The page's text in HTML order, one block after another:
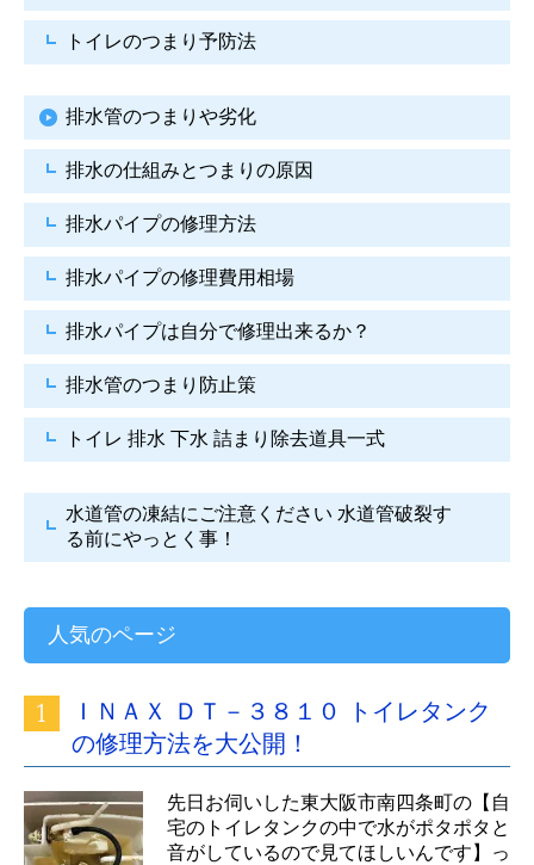
トイレのつまり予防法
排水管のつまりや劣化
排水の仕組みとつまりの原因
排水パイプの修理方法
排水パイプの修理費用相場
排水パイプは自分で修理出来るか？
排水管のつまり防止策
トイレ 排水 下水 詰まり除去道具一式
水道管の凍結にご注意ください 水道管破裂す
る前にやっとく事！
人気のページ
ＩＮＡＸ ＤＴ－３８１０ トイレタンク
の修理方法を大公開！
先日お伺いした東大阪市南四条町の【自
宅のトイレタンクの中で水がポタポタと
音がしているので見てほしいんです】っ